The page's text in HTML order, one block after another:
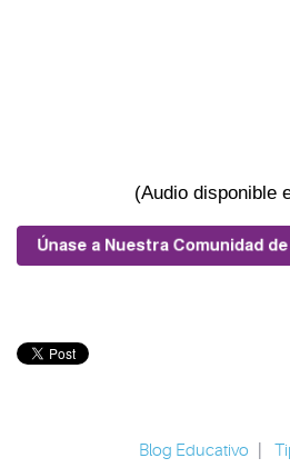
(Audio disponible
Blog Educativo